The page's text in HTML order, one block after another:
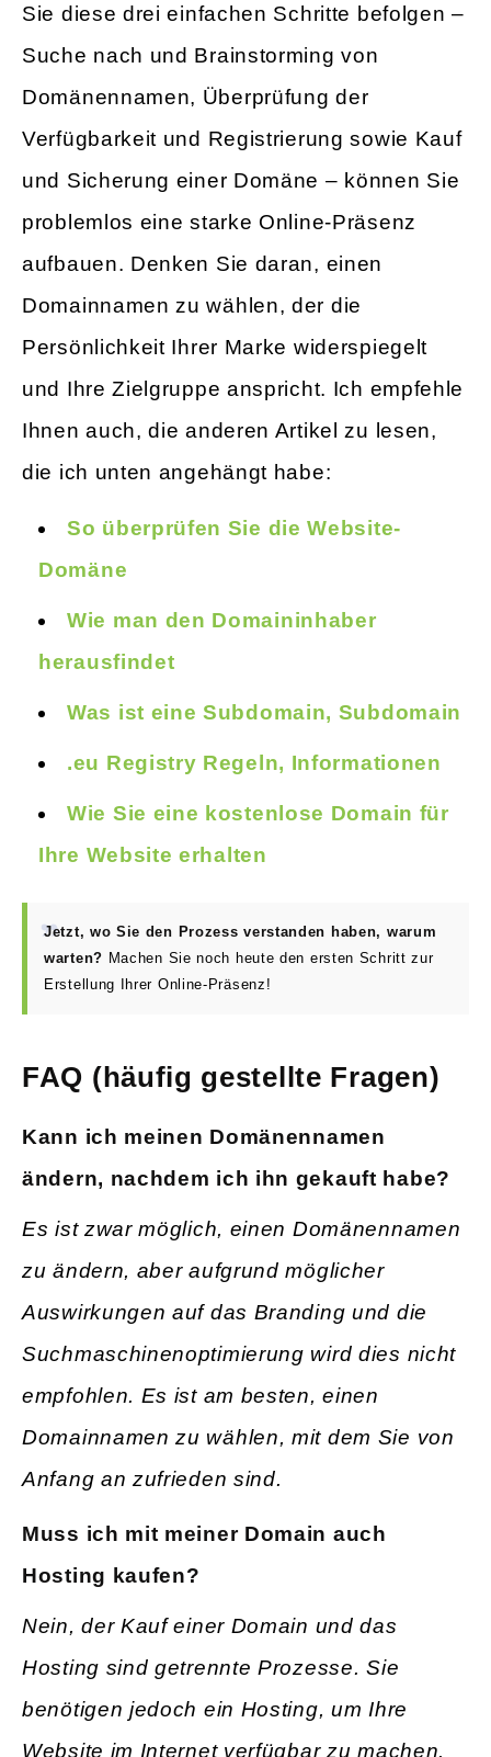
Sie diese drei einfachen Schritte befolgen –
Suche nach und Brainstorming von
Domänennamen, Überprüfung der
Verfügbarkeit und Registrierung sowie Kauf
und Sicherung einer Domäne – können Sie
problemlos eine starke Online-Präsenz
aufbauen. Denken Sie daran, einen
Domainnamen zu wählen, der die
Persönlichkeit Ihrer Marke widerspiegelt
und Ihre Zielgruppe anspricht. Ich empfehle
Ihnen auch, die anderen Artikel zu lesen,
die ich unten angehängt habe:
So überprüfen Sie die Website-
Domäne
Wie man den Domaininhaber
herausfindet
Was ist eine Subdomain, Subdomain
.eu Registry Regeln, Informationen
Wie Sie eine kostenlose Domain für
Ihre Website erhalten
Jetzt, wo Sie den Prozess verstanden haben, warum
warten? Machen Sie noch heute den ersten Schritt zur
Erstellung Ihrer Online-Präsenz!
FAQ (häufig gestellte Fragen)
Kann ich meinen Domänennamen
ändern, nachdem ich ihn gekauft habe?
Es ist zwar möglich, einen Domänennamen
zu ändern, aber aufgrund möglicher
Auswirkungen auf das Branding und die
Suchmaschinenoptimierung wird dies nicht
empfohlen. Es ist am besten, einen
Domainnamen zu wählen, mit dem Sie von
Anfang an zufrieden sind.
Muss ich mit meiner Domain auch
Hosting kaufen?
Nein, der Kauf einer Domain und das
Hosting sind getrennte Prozesse. Sie
benötigen jedoch ein Hosting, um Ihre
Website im Internet verfügbar zu machen.